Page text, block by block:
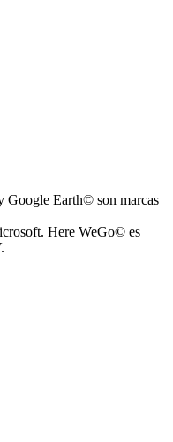
los Viñedos
Google Earth© son marcas
Here WeGo© es